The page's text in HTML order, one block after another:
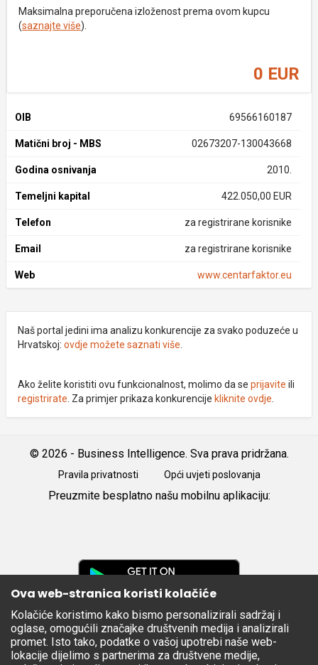
Maksimalna preporučena izloženost prema ovom kupcu
(saznajte više).
0 EUR
OIB 69566160187
Matični broj - MBS 02673207-130043668
Godina osnivanja 2010.
Temeljni kapital 422.050,00 EUR
Telefon za registrirane korisnike
Email za registrirane korisnike
Web www.centarfaktor.eu
Naš portal jedini ima analizu konkurencije za svako poduzeće u
Hrvatskoj: ovdje možete saznati više
Ako želite koristiti ovu funkcionalnost, molimo da se prijavite ili
registrirate . Za primjer prikaza konkurencije kliknite ovdje
© 2026 - Business Intelligence. Sva prava pridržana.
Pravila privatnosti Opći uvjeti poslovanja
Preuzmite besplatno našu mobilnu aplikaciju:
Apple
Store
Ova web-stranica koristi kolačiće
Kolačiće koristimo kako bismo personalizirali sadržaj i
oglase, omogućili značajke društvenih medija i analizirali
promet. Isto tako, podatke o vašoj upotrebi naše web-
lokacije dijelimo s partnerima za društvene medije,